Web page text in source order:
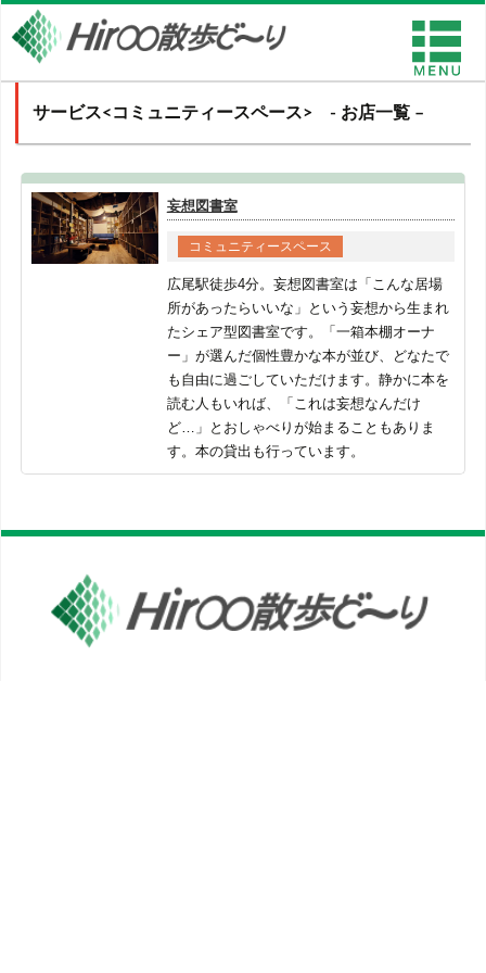
サービス<コミュニティースペース> - お店一覧 –
妄想図書室
コミュニティースペース
広尾駅徒歩4分。妄想図書室は「こんな居場
所があったらいいな」という妄想から生まれ
たシェア型図書室です。「一箱本棚オーナ
ー」が選んだ個性豊かな本が並び、どなたで
も自由に過ごしていただけます。静かに本を
読む人もいれば、「これは妄想なんだけ
ど…」とおしゃべりが始まることもありま
す。本の貸出も行っています。